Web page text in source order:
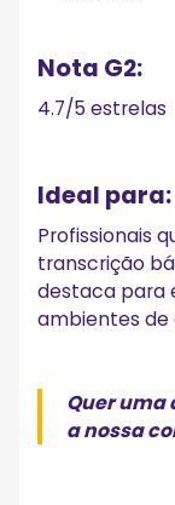
Nota G2:
4.7/5 estrelas
Ideal para:
Profissionais
transcrição
destaca para
ambientes de
Quer uma
a nossa